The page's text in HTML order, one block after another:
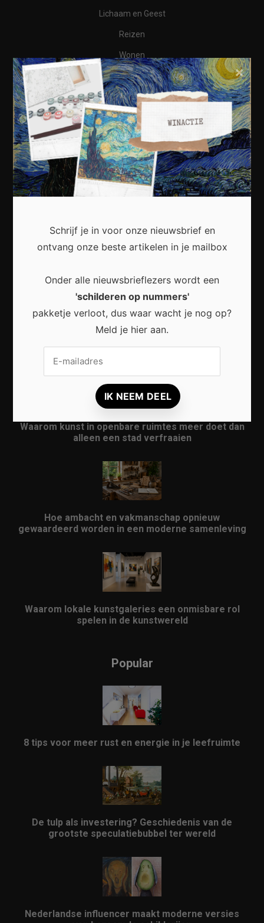
Lichaam en Geest
Reizen
Wonen
Business
Financieel
Varia
Meest recent
Waarom een thuisbatterij steeds interessanter
wordt voor Nederlandse huishoudens
Waarom micro-avonturen de perfecte manier zijn
om Nederland opnieuw te ontdekken
Waarom kunst in openbare ruimtes meer doet dan
alleen een stad verfraaien
Hoe ambacht en vakmanschap opnieuw
gewaardeerd worden in een moderne samenleving
Waarom lokale kunstgaleries een onmisbare rol
spelen in de kunstwereld
Popular
8 tips voor meer rust en energie in je leefruimte
De tulp als investering? Geschiedenis van de
grootste speculatiebubbel ter wereld
Nederlandse influencer maakt moderne versies
Schrijf je in voor onze nieuwsbrief en
ontvang onze beste artikelen in je mailbox
Onder alle nieuwsbrieflezers wordt een
'schilderen op nummers'
pakketje verloot, dus waar wacht je nog op?
Meld je hier aan.
×